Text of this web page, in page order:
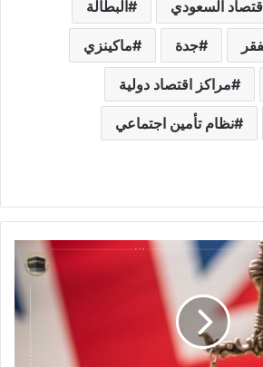
السعودي البطالة
جدة ماكينزي
مراكز اقتصاد دولية
نظام تأمين اجتماعي